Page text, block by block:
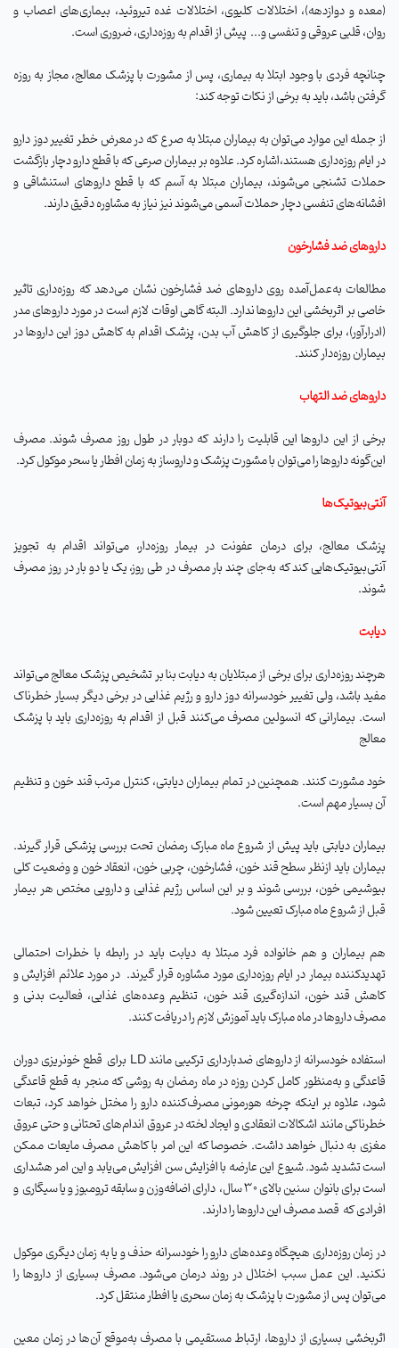
(معده و دوازدهه)، اختلالات کلیوی، اختلالات غده تیروئید، بیماری‌های اعصاب و
روان، قلبی عروقی و تنفسی و... پیش از اقدام به روزه‌داری، ضروری است.
چنانچه فردی با وجود ابتلا به بیماری، پس از مشورت با پزشک معالج، مجاز به روزه
گرفتن باشد، باید به برخی از نکات توجه کند:
از جمله این موارد می‌توان به بیماران مبتلا به صرع که در معرض خطر تغییر دوز دارو
در ایام روزه‌داری هستند،اشاره کرد. علاوه بر بیماران صرعی که با قطع دارو دچار بازگشت
حملات تشنجی می‌شوند، بیماران مبتلا به آسم که با قطع داروهای استنشاقی و
افشانه‌های تنفسی دچار حملات آسمی می‌شوند نیز نیاز به مشاوره دقیق دارند.
داروهای ضد فشارخون
مطالعات به‌عمل‌آمده روی داروهای ضد فشارخون نشان می‌دهد که روزه‌داری تاثیر
خاصی بر اثربخشی این داروها ندارد. البته گاهی اوقات لازم است در مورد داروهای مدر
(ادرارآور)، برای جلوگیری از کاهش آب بدن، پزشک اقدام به کاهش دوز این داروها در
بیماران روزه‌دار کنند.
داروهای ضد التهاب
برخی از این داروها این قابلیت را دارند که دوبار در طول روز مصرف شوند. مصرف
این‌گونه داروها را می‌توان با مشورت پزشک و داروساز به زمان افطار یا سحر موکول کرد.
آنتی‌بیوتیک‌ها
پزشک معالج، برای درمان عفونت در بیمار روزه‌دار، می‌تواند اقدام به تجویز
آنتی‌بیوتیک‌هایی کند که به‌جای چند بار مصرف در طی روز، یک یا دو بار در روز مصرف
شوند.
دیابت
هرچند روزه‌داری برای برخی از مبتلایان به دیابت بنا بر تشخیص پزشک معالج می‌تواند
مفید باشد، ولی تغییر خودسرانه دوز دارو و رژیم غذایی در برخی دیگر بسیار خطرناک
است. بیمارانی که انسولین مصرف می‌کنند قبل از اقدام به روزه‌داری باید با پزشک
معالج
خود مشورت کنند. همچنین در تمام بیماران دیابتی، کنترل مرتب قند خون و تنظیم
آن بسیار مهم است.
بیماران دیابتی باید پیش از شروع ماه مبارک رمضان تحت بررسی پزشکی قرار گیرند.
بیماران باید ازنظر سطح قند خون، فشارخون، چربی خون، انعقاد خون و وضعیت کلی
بیوشیمی خون، بررسی شوند و بر این اساس رژیم غذایی و دارویی مختص هر بیمار
قبل از شروع ماه مبارک تعیین شود.
هم بیماران و هم‌ خانواده فرد مبتلا به دیابت باید در رابطه با خطرات احتمالی
تهدیدکننده بیمار در ایام روزه‌داری مورد مشاوره قرار گیرند. در مورد علائم افزایش و
کاهش قند خون، اندازه‌گیری قند خون، تنظیم وعده‌های غذایی، فعالیت بدنی و
مصرف داروها در ماه مبارک باید آموزش لازم را دریافت کنند.
استفاده خودسرانه از داروهای ضدبارداری ترکیبی مانندLD برای قطع خونریزی دوران
قاعدگی و به‌منظور کامل کردن روزه در ماه رمضان به روشی که منجر به قطع قاعدگی
شود، علاوه بر اینکه چرخه هورمونی مصرف‌کننده دارو را مختل خواهد کرد، تبعات
خطرناکی مانند اشکالات انعقادی و ایجاد لخته در عروق اندام‌های تحتانی و حتی عروق
مغزی به دنبال خواهد داشت. خصوصا که این امر با کاهش مصرف مایعات ممکن
است تشدید شود. شیوع این عارضه با افزایش سن افزایش می‌یابد و این امر هشداری
است برای بانوان سنین بالای ۳0 سال، دارای اضافه‌وزن و سابقه ترومبوز و یا سیگاری و
افرادی که قصد مصرف این داروها را دارند.
در زمان روزه‌داری هیچگاه وعده‌های دارو را خودسرانه حذف و یا به زمان دیگری موکول
نکنید. این عمل سبب اختلال در روند درمان می‌شود. مصرف بسیاری از داروها را
می‌توان پس از مشورت با پزشک به زمان سحری یا افطار منتقل کرد.
اثربخشی بسیاری از داروها، ارتباط مستقیمی با مصرف به‌موقع آن‌ها در زمان معین